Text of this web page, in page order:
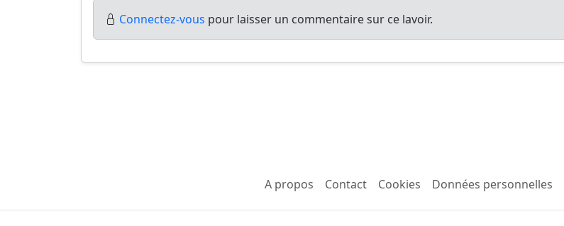
Connectez-vous pour laisser un commentaire sur ce lavoir.
A propos Contact Cookies Données personnelles